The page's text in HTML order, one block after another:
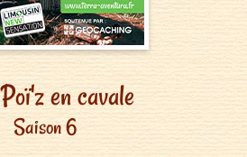
en cavale
Saison 6